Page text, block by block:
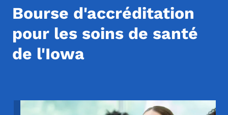
Bourse d'accréditation
pour les soins de santé
de l'Iowa
Image